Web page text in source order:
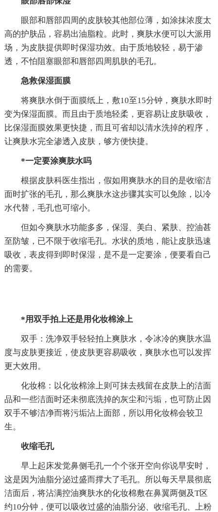
眼部和唇部四周的皮肤较其他部位薄，如涂抹浓度太
高的护肤品，容易出油脂粒。此时，爽肤水便可以大派用
场，为皮肤提供即时保湿功效。由于质地较轻，易于渗
透，不怕阻塞眼部和唇部四周肌肤的毛孔。
急救保湿面膜
将爽肤水倒于面膜纸上，敷10至15分钟，爽肤水即时
变为保湿面膜。而且由于质地轻柔，更容易让皮肤吸收，
比保湿面膜效果更快捷，而且可省却以清水洗掉的程序，
让爽肤水完全渗透入皮肤，够方便快捷。
*一定要涂爽肤水吗
根据皮肤科医生指出，假如用爽肤水的目的是收缩洁
面时扩张的毛孔，那么爽肤水这步骤其实可以免除，以冷
水代替，毛孔也可缩小。
但如今爽肤水功能多多，保湿、美白、紧肤、控油甚
至防皱，已不限于收缩毛孔。水状的质地，能让皮肤迅速
吸收，表皮得到即时保湿，是不是一定要涂，便要看自己
的需要。
*用双手拍上还是用化妆棉涂上
双手：洗净双手轻轻拍上爽肤水，令冰冷的爽肤水温
度与皮肤更接近，使皮肤更容易吸收，爽肤水也可以发挥
更大效用。
化妆棉：以化妆棉涂上则可抹去残留在皮肤上的洁面
品和一些洁面时还未彻底洗掉的灰尘和污垢，也可防止因
双手不够洁净而将污垢沾上面部，所以用化妆棉会较卫
生。
收缩毛孔
早上起床发觉鼻侧毛孔一个个张开空向你说早安时，
这是因为油脂分泌过盛而撑大了毛孔。所以每天早晨彻底
洁面后，将沾满控油爽肤水的化妆棉敷在鼻翼两侧及T区
约10分钟，便可以吸收过盛的油脂分泌、收缩毛孔、上粉